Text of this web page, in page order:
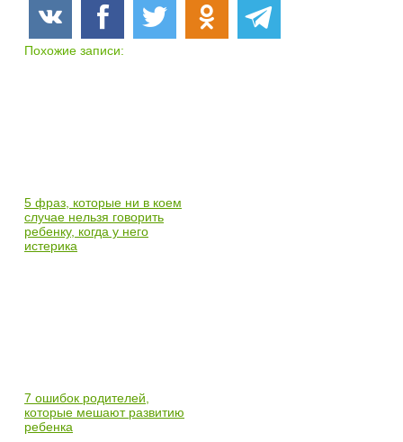
Похожие записи:
5 фраз, которые ни в коем
случае нельзя говорить
ребенку, когда у него
истерика
7 ошибок родителей,
которые мешают развитию
ребенка